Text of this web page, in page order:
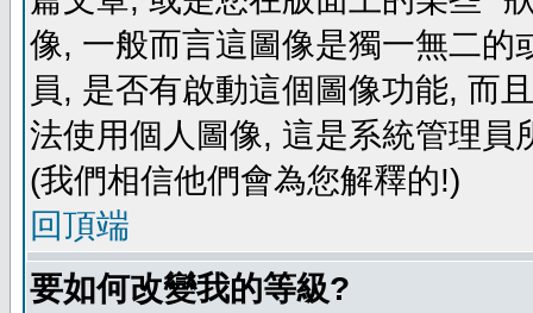
像, 一般而言這圖像是獨一無二
員, 是否有啟動這個圖像功能, 而
法使用個人圖像, 這是系統管理
(我們相信他們會為您解釋的!)
回頂端
要如何改變我的等級?